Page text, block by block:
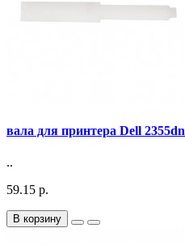
вала для принтера Dell 2355dn
..
59.15 р.
В корзину